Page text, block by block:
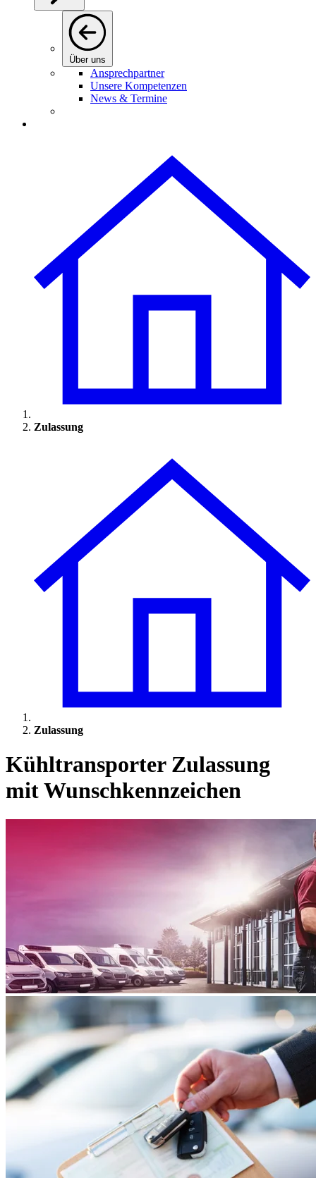
Über uns
Ansprechpartner
Unsere Kompetenzen
News & Termine
Zulassung
Zulassung
Kühltransporter Zulassung
mit Wunschkennzeichen